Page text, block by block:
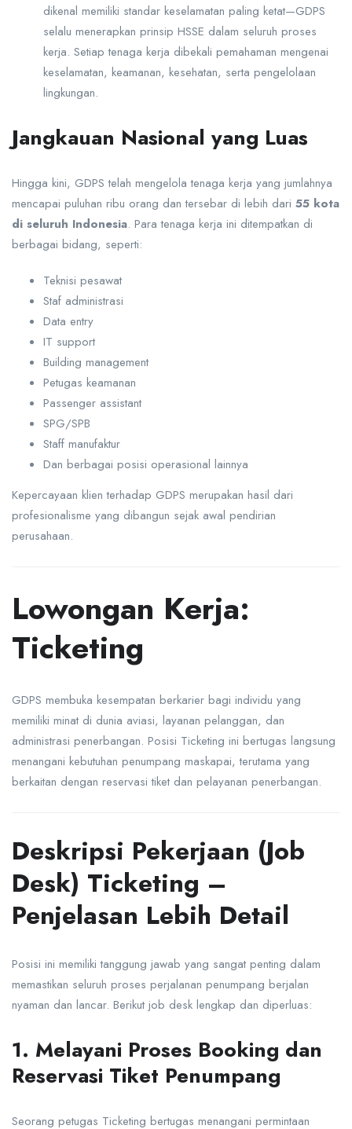
dikenal memiliki standar keselamatan paling ketat—GDPS
selalu menerapkan prinsip HSSE dalam seluruh proses
kerja. Setiap tenaga kerja dibekali pemahaman mengenai
keselamatan, keamanan, kesehatan, serta pengelolaan
lingkungan.
Jangkauan Nasional yang Luas
Hingga kini, GDPS telah mengelola tenaga kerja yang jumlahnya
mencapai puluhan ribu orang dan tersebar di lebih dari 55 kota
di seluruh Indonesia. Para tenaga kerja ini ditempatkan di
berbagai bidang, seperti:
Teknisi pesawat
Staf administrasi
Data entry
IT support
Building management
Petugas keamanan
Passenger assistant
SPG/SPB
Staff manufaktur
Dan berbagai posisi operasional lainnya
Kepercayaan klien terhadap GDPS merupakan hasil dari
profesionalisme yang dibangun sejak awal pendirian
perusahaan.
Lowongan Kerja:
Ticketing
GDPS membuka kesempatan berkarier bagi individu yang
memiliki minat di dunia aviasi, layanan pelanggan, dan
administrasi penerbangan. Posisi Ticketing ini bertugas langsung
menangani kebutuhan penumpang maskapai, terutama yang
berkaitan dengan reservasi tiket dan pelayanan penerbangan.
Deskripsi Pekerjaan (Job
Desk) Ticketing –
Penjelasan Lebih Detail
Posisi ini memiliki tanggung jawab yang sangat penting dalam
memastikan seluruh proses perjalanan penumpang berjalan
nyaman dan lancar. Berikut job desk lengkap dan diperluas:
1. Melayani Proses Booking dan
Reservasi Tiket Penumpang
Seorang petugas Ticketing bertugas menangani permintaan